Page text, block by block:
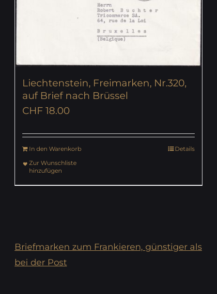
Liechtenstein, Freimarken, Nr.320,
auf Brief nach Brüssel
CHF 18.00
In den Warenkorb
Details
Zur Wunschliste
hinzufügen
Briefmarken zum Frankieren, günstiger als
bei der Post